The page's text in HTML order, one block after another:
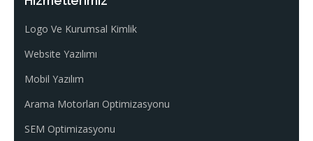
Logo Ve Kurumsal Kimlik
Website Yazılımı
Mobil Yazılım
Arama Motorları Optimizasyonu
SEM Optimizasyonu